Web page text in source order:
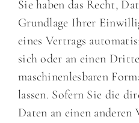
Sie haben das Recht,
Grundlage Ihrer
eines Vertrags
sich oder an einen
maschinenlesbaren
lassen. Sofern Sie die
Daten an einen